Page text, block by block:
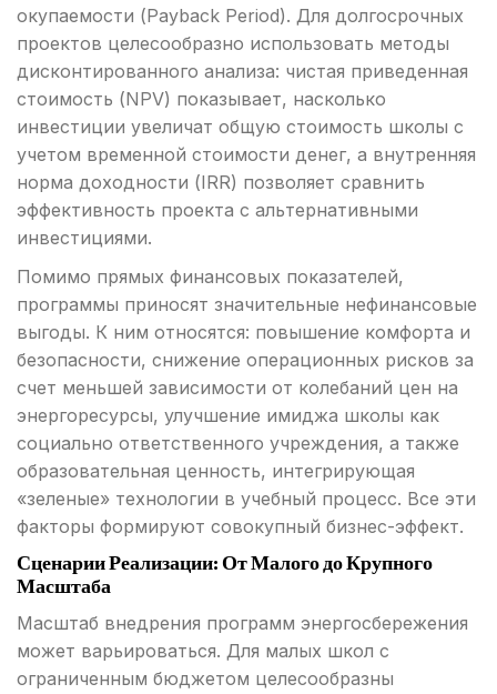
окупаемости (Payback Period). Для долгосрочных
проектов целесообразно использовать методы
дисконтированного анализа: чистая приведенная
стоимость (NPV) показывает, насколько
инвестиции увеличат общую стоимость школы с
учетом временной стоимости денег, а внутренняя
норма доходности (IRR) позволяет сравнить
эффективность проекта с альтернативными
инвестициями.
Помимо прямых финансовых показателей,
программы приносят значительные нефинансовые
выгоды. К ним относятся: повышение комфорта и
безопасности, снижение операционных рисков за
счет меньшей зависимости от колебаний цен на
энергоресурсы, улучшение имиджа школы как
социально ответственного учреждения, а также
образовательная ценность, интегрирующая
«зеленые» технологии в учебный процесс. Все эти
факторы формируют совокупный бизнес-эффект.
Сценарии Реализации: От Малого до Крупного
Масштаба
Масштаб внедрения программ энергосбережения
может варьироваться. Для малых школ с
ограниченным бюджетом целесообразны